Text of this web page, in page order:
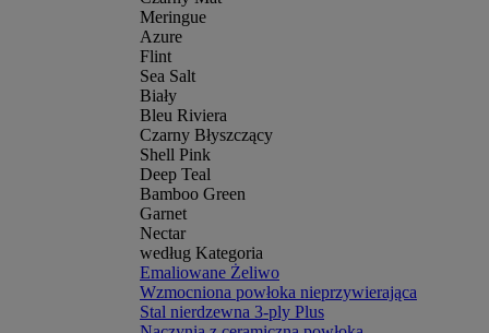
Meringue
Azure
Flint
Sea Salt
Biały
Bleu Riviera
Czarny Błyszczący
Shell Pink
Deep Teal
Bamboo Green
Garnet
Nectar
według Kategoria
Emaliowane Żeliwo
Wzmocniona powłoka nieprzywierająca
Stal nierdzewna 3-ply Plus